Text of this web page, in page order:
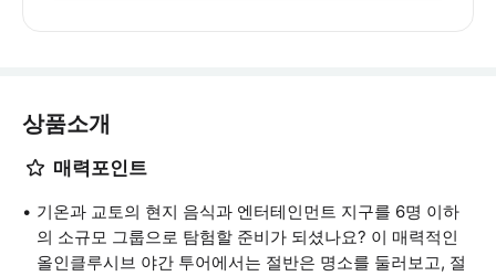
상품소개
매력포인트
기온과 교토의 현지 음식과 엔터테인먼트 지구를 6명 이하
의 소규모 그룹으로 탐험할 준비가 되셨나요? 이 매력적인
올인클루시브 야간 투어에서는 절반은 명소를 둘러보고, 절